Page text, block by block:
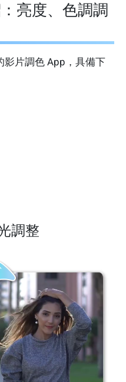
亮度、色調調
影片調色 App，具備下
調整